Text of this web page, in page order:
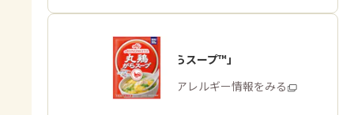
「丸鶏がらスープ™」
商品・アレルギー情報をみる